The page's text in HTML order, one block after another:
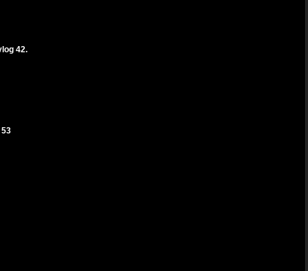
42.
53